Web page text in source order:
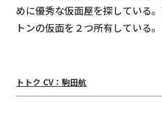
めに優秀な仮⾯屋を探している
トンの仮⾯を２つ所有している。
トトク CV：駒⽥航